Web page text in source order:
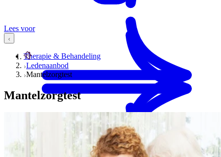
Therapie & Behandeling
Lees voor
Ledenaanbod
Mantelzorgtest
Mantelzorgtest